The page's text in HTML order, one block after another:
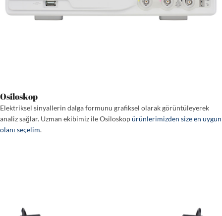
Osiloskop
Elektriksel sinyallerin dalga formunu grafiksel olarak görüntüleyerek
analiz sağlar. Uzman ekibimiz ile Osiloskopürünlerimizden size en uygun
olanı seçelim.